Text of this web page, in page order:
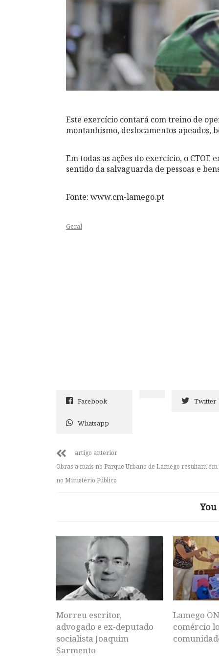
Este exercício contará com treino de
montanhismo, deslocamentos apeados,
Em todas as ações do exercício, o
sentido da salvaguarda de pessoas e
Fonte: www.cm-lamego.pt
Geral
Facebook Twitter
Whatsapp
artigo anterior
Obras a mais no Parque Urbano de Lamego resultam
no Ministério Público
Morreu escritor,
advogado e ex-deputado
socialista Joaquim
Sarmento
Lamego
comércio